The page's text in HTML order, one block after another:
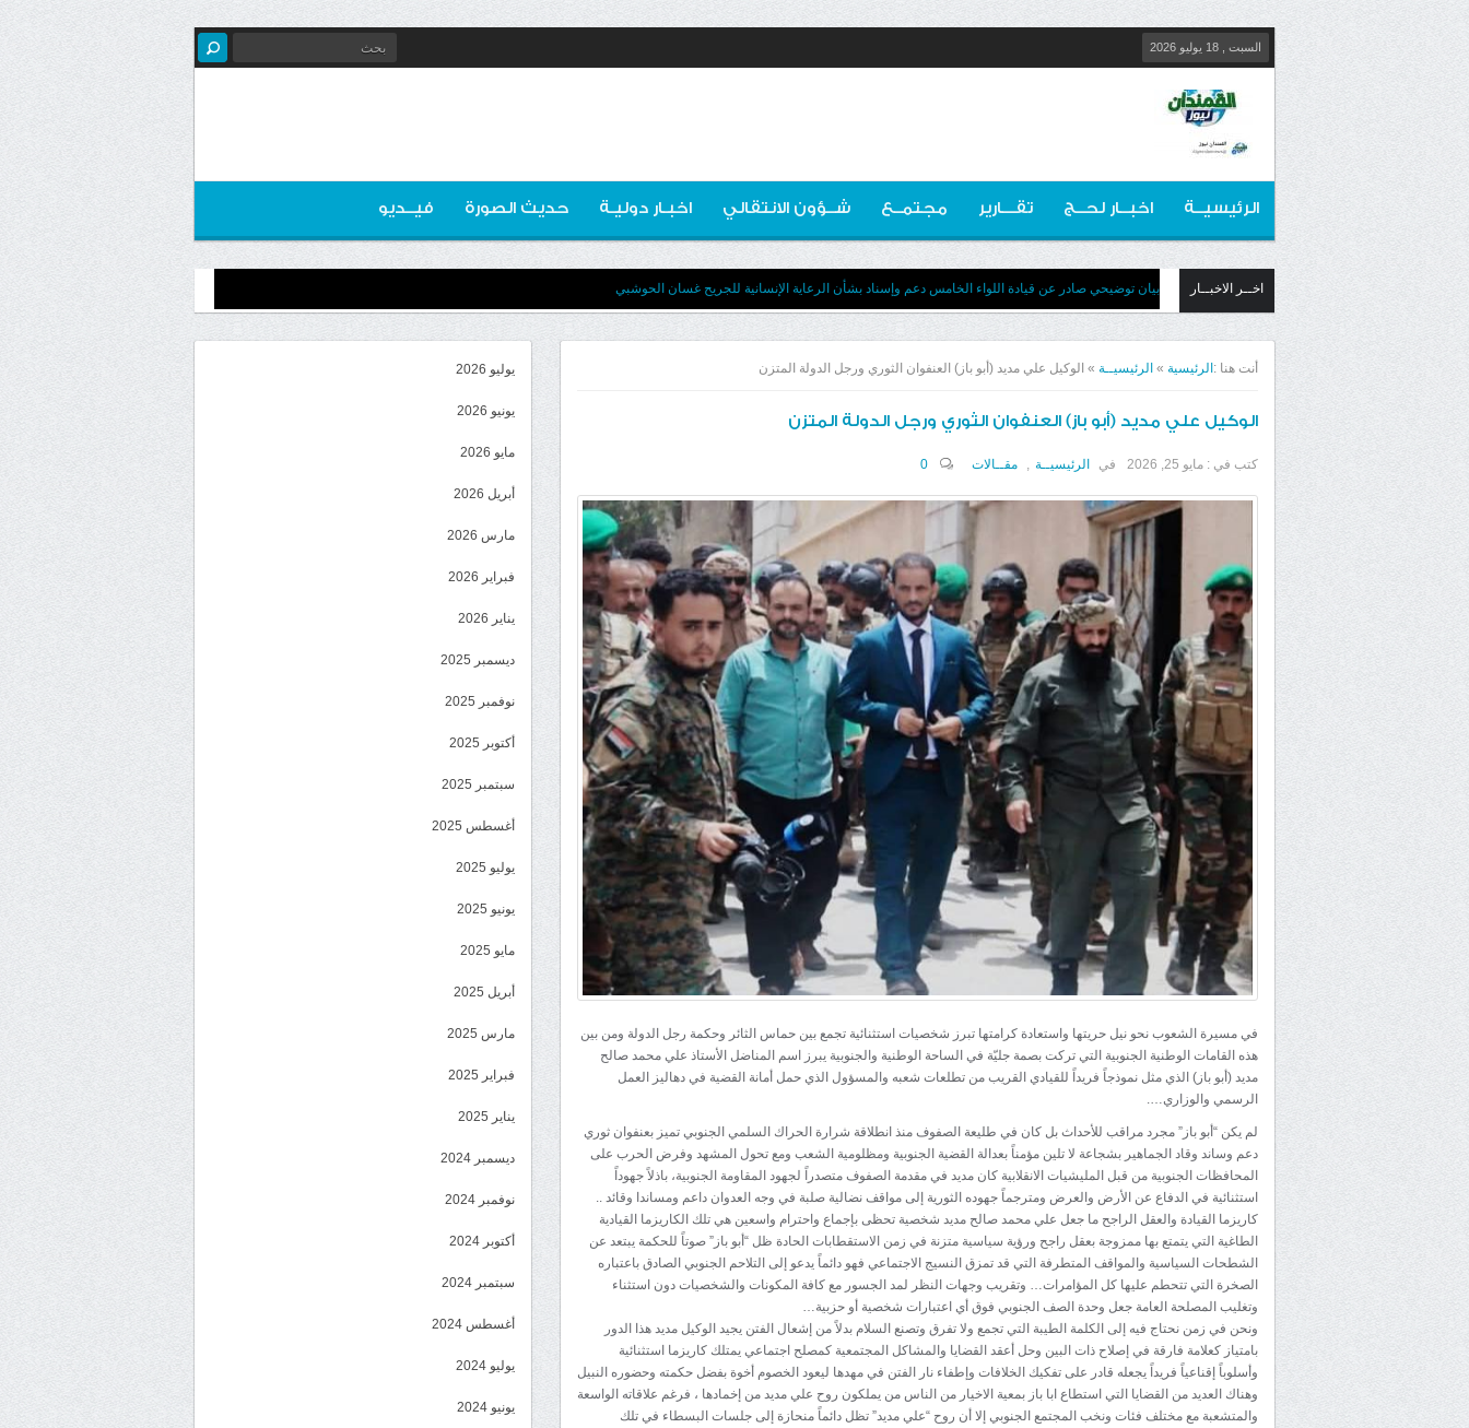
السبت , 18 يوليو 2026
الرئيسيــة اخبــار لحــج تقـــارير مجتمــع شــؤون الانتقالي اخبـار دوليـة حديث الصورة فيــديو
اخــر الاخبــار ​بيان توضيحي صادر عن قيادة اللواء الخامس دعم وإسناد بشأن الرعاية الإنسانية للجريح غسان الحوشبي
أنت هنا : الرئيسية » الرئيسيــة » الوكيل علي مديد (أبو باز) العنفوان الثوري ورجل الدولة المتزن
الوكيل علي مديد (أبو باز) العنفوان الثوري ورجل الدولة المتزن
كتب في : مايو 25, 2026 في الرئيسيــة , مقــالات 0
في مسيرة الشعوب نحو نيل حريتها واستعادة كرامتها تبرز شخصيات استثنائية تجمع بين حماس الثائر وحكمة رجل الدولة ومن بين
هذه القامات الوطنية الجنوبية التي تركت بصمة جليّة في الساحة الوطنية والجنوبية يبرز اسم المناضل الأستاذ علي محمد صالح
مديد (أبو باز) الذي مثل نموذجاً فريداً للقيادي القريب من تطلعات شعبه والمسؤول الذي حمل أمانة القضية في دهاليز العمل
الرسمي والوزاري….
لم يكن “أبو باز” مجرد مراقب للأحداث بل كان في طليعة الصفوف منذ انطلاقة شرارة الحراك السلمي الجنوبي تميز بعنفوان ثوري
دعم وساند وقاد الجماهير بشجاعة لا تلين مؤمناً بعدالة القضية الجنوبية ومظلومية الشعب ومع تحول المشهد وفرض الحرب على
المحافظات الجنوبية من قبل المليشيات الانقلابية كان مديد في مقدمة الصفوف متصدراً لجهود المقاومة الجنوبية، باذلاً جهوداً
استثنائية في الدفاع عن الأرض والعرض ومترجماً جهوده الثورية إلى مواقف نضالية صلبة في وجه العدوان داعم ومساندا وقائد ..
كاريزما القيادة والعقل الراجح ما جعل علي محمد صالح مديد شخصية تحظى بإجماع واحترام واسعين هي تلك الكاريزما القيادية
الطاغية التي يتمتع بها ممزوجة بعقل راجح ورؤية سياسية متزنة في زمن الاستقطابات الحادة ظل “أبو باز” صوتاً للحكمة يبتعد عن
الشطحات السياسية والمواقف المتطرفة التي قد تمزق النسيج الاجتماعي فهو دائماً يدعو إلى التلاحم الجنوبي الصادق باعتباره
الصخرة التي تتحطم عليها كل المؤامرات… وتقريب وجهات النظر لمد الجسور مع كافة المكونات والشخصيات دون استثناء
وتغليب المصلحة العامة جعل وحدة الصف الجنوبي فوق أي اعتبارات شخصية أو حزبية…
ونحن في زمن نحتاج فيه إلى الكلمة الطيبة التي تجمع ولا تفرق وتصنع السلام بدلاً من إشعال الفتن يجيد الوكيل مديد هذا الدور
بامتياز كعلامة فارقة في إصلاح ذات البين وحل أعقد القضايا والمشاكل المجتمعية كمصلح اجتماعي يمتلك كاريزما استثنائية
وأسلوباً إقناعياً فريداً يجعله قادر على تفكيك الخلافات وإطفاء نار الفتن في مهدها ليعود الخصوم أخوة بفضل حكمته وحضوره النبيل
وهناك العديد من القضايا التي استطاع ابا باز بمعية الاخيار من الناس من يملكون روح علي مديد من إخمادها ، فرغم علاقاته الواسعة
والمتشعبة مع مختلف فئات ونخب المجتمع الجنوبي إلا أن روح “علي مديد” تظل دائماً منحازة إلى جلسات البسطاء في تلك
يوليو 2026
يونيو 2026
مايو 2026
أبريل 2026
مارس 2026
فبراير 2026
يناير 2026
ديسمبر 2025
نوفمبر 2025
أكتوبر 2025
سبتمبر 2025
أغسطس 2025
يوليو 2025
يونيو 2025
مايو 2025
أبريل 2025
مارس 2025
فبراير 2025
يناير 2025
ديسمبر 2024
نوفمبر 2024
أكتوبر 2024
سبتمبر 2024
أغسطس 2024
يوليو 2024
يونيو 2024